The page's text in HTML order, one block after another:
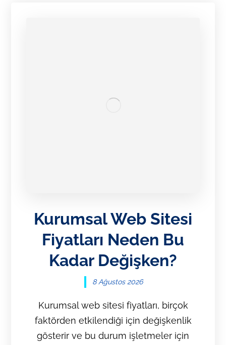
Kurumsal Web Sitesi
Fiyatları Neden Bu
Kadar Değişken?
8 Ağustos 2026
Kurumsal web sitesi fiyatları, birçok
faktörden etkilendiği için değişkenlik
gösterir ve bu durum işletmeler için